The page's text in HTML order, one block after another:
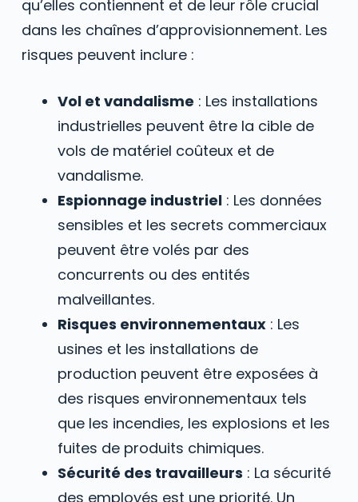
qu’elles contiennent et de leur rôle crucial
dans les chaînes d’approvisionnement. Les
risques peuvent inclure :
Vol et vandalisme : Les installations
industrielles peuvent être la cible de
vols de matériel coûteux et de
vandalisme.
Espionnage industriel: Les données
sensibles et les secrets commerciaux
peuvent être volés par des
concurrents ou des entités
malveillantes.
Risques environnementaux: Les
usines et les installations de
production peuvent être exposées à
des risques environnementaux tels
que les incendies, les explosions et les
fuites de produits chimiques.
Sécurité des travailleurs : La sécurité
des employés est une priorité. Un